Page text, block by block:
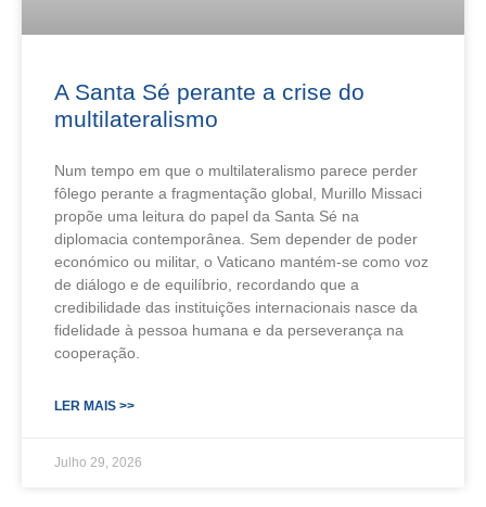
A Santa Sé perante a crise do
multilateralismo
Num tempo em que o multilateralismo parece perder
fôlego perante a fragmentação global, Murillo Missaci
propõe uma leitura do papel da Santa Sé na
diplomacia contemporânea. Sem depender de poder
económico ou militar, o Vaticano mantém-se como voz
de diálogo e de equilíbrio, recordando que a
credibilidade das instituições internacionais nasce da
fidelidade à pessoa humana e da perseverança na
cooperação.
LER MAIS >>
Julho 29, 2026